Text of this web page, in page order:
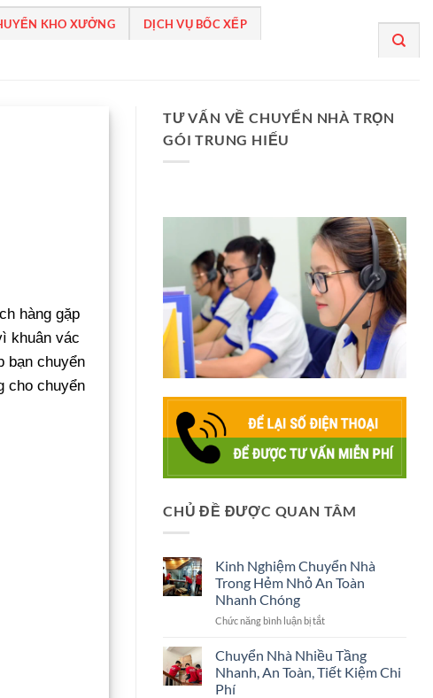
KHO XƯỞNG DỊCH VỤ BỐC XẾP
hàng gặp
khuân vác
bạn chuyển
cho chuyển
TƯ VẤN VỀ CHUYỂN NHÀ TRỌN
GÓI TRUNG HIẾU
CHỦ ĐỀ ĐƯỢC QUAN TÂM
Kinh Nghiệm Chuyển Nhà
Trong Hẻm Nhỏ An Toàn
Nhanh Chóng
Chức năng bình luận bị tắtở
Nghiệm
Chuyển
Nhà
Chuyển Nhà Nhiều Tầng
Nhanh, An Toàn, Tiết Kiệm Chi
Phí